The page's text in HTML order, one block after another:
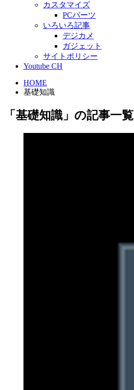
カスタマイズ
PCパーツ
いろいろ記事
デジカメ
ガジェット
サイトポリシー
Youtube CH
HOME
基礎知識
「基礎知識」の記事一覧